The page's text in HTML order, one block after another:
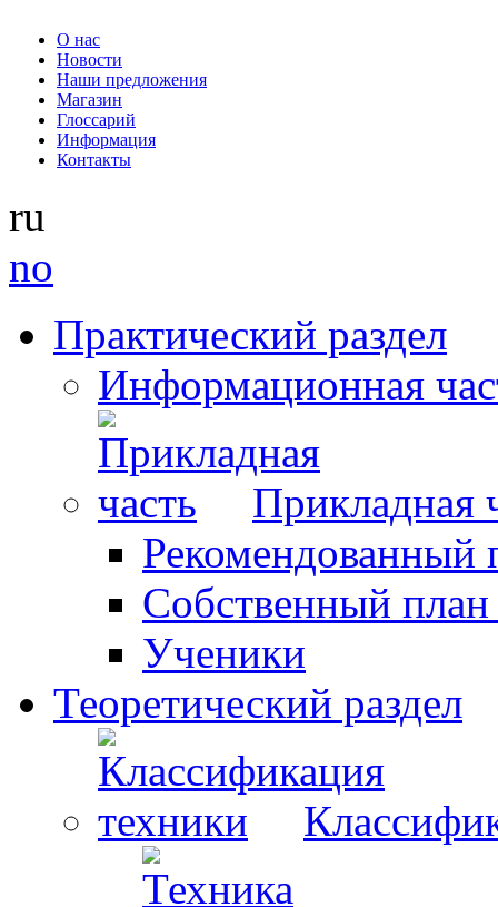
О нас
Новости
Наши предложения
Магазин
Глоссарий
Информация
Контакты
ru
no
Практический раздел
Информационная
Прикладная
Рекомендованный
Собственный
Ученики
Теоретический раздел